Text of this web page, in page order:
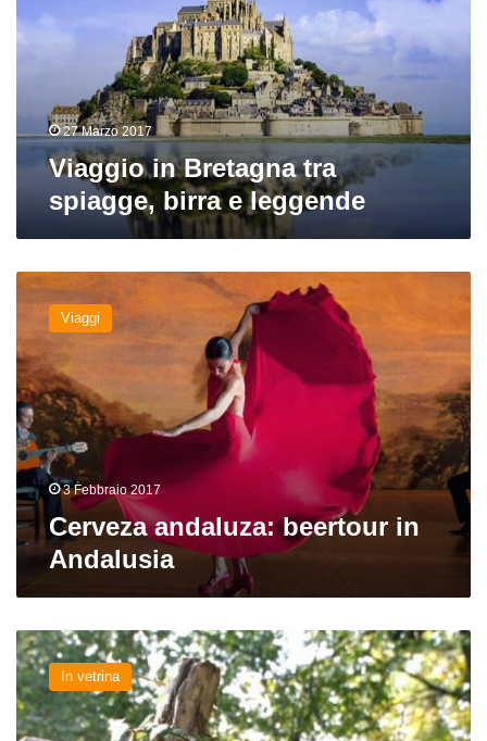
spiagge,
27 Marzo 2017
Viaggio in Bretagna tra
spiagge, birra e leggende
Cerveza
andaluza:
beertour
in
Andalusia
Viaggi
3 Febbraio 2017
Cerveza andaluza: beertour in
Andalusia
Pellegrinaggi
birrari:
la
via
Francigena
In vetrina